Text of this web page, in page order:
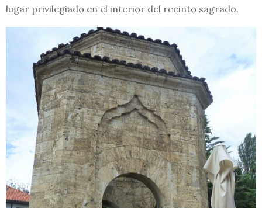
lugar privilegiado en el interior del recinto sagrado.